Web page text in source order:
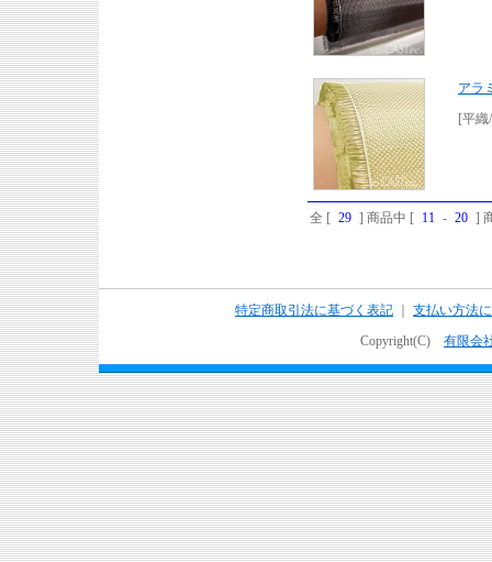
アラ
[平織
全 [ 29 ] 商品中 [ 11 - 20 ]
特定商取引法に基づく表記
支払い方法
Copyright(C) 有限会